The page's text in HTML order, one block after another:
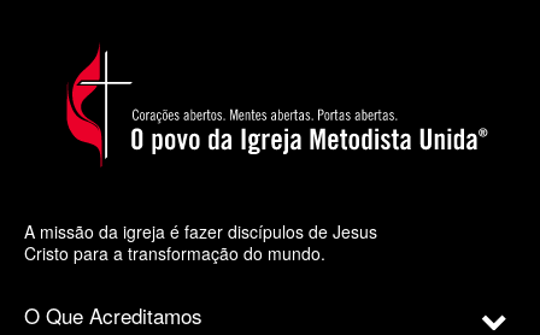
A missão da igreja é fazer discípulos de Jesus
Cristo para a transformação do mundo.
O Que Acreditamos